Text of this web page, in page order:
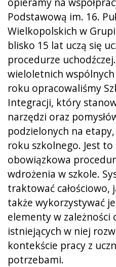
Podstawową im. 16.
Wielkopolskich w
blisko 15 lat uczą się
procedurze
wieloletnich
roku opracowaliśmy
Integracji, który
narzędzi oraz
podzielonych na
roku szkolnego. Jest
obowiązkowa
wdrożenia w szkole.
traktować całościowo,
także wykorzystywać
elementy w
istniejących w niej
kontekście pracy z
potrzebami.